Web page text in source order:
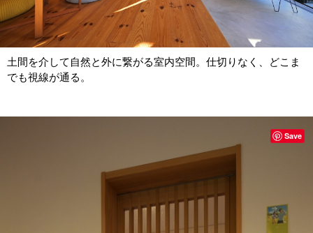
土間を介して自然と外に繋がる室内空間。仕切りなく、どこま
でも視線が通る。
Save